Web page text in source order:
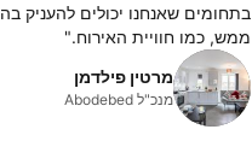
בתחומים שאנחנו יכולים להעניק
ממש, כמו חוויית האירוח."
מרטין פילדמן
מנכ"ל Abodebed